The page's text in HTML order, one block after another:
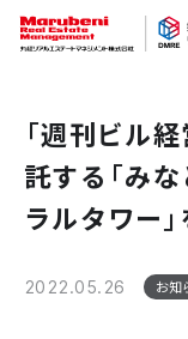
「週刊ビル
託する「み
ラルタワー
2022.05.26 お知